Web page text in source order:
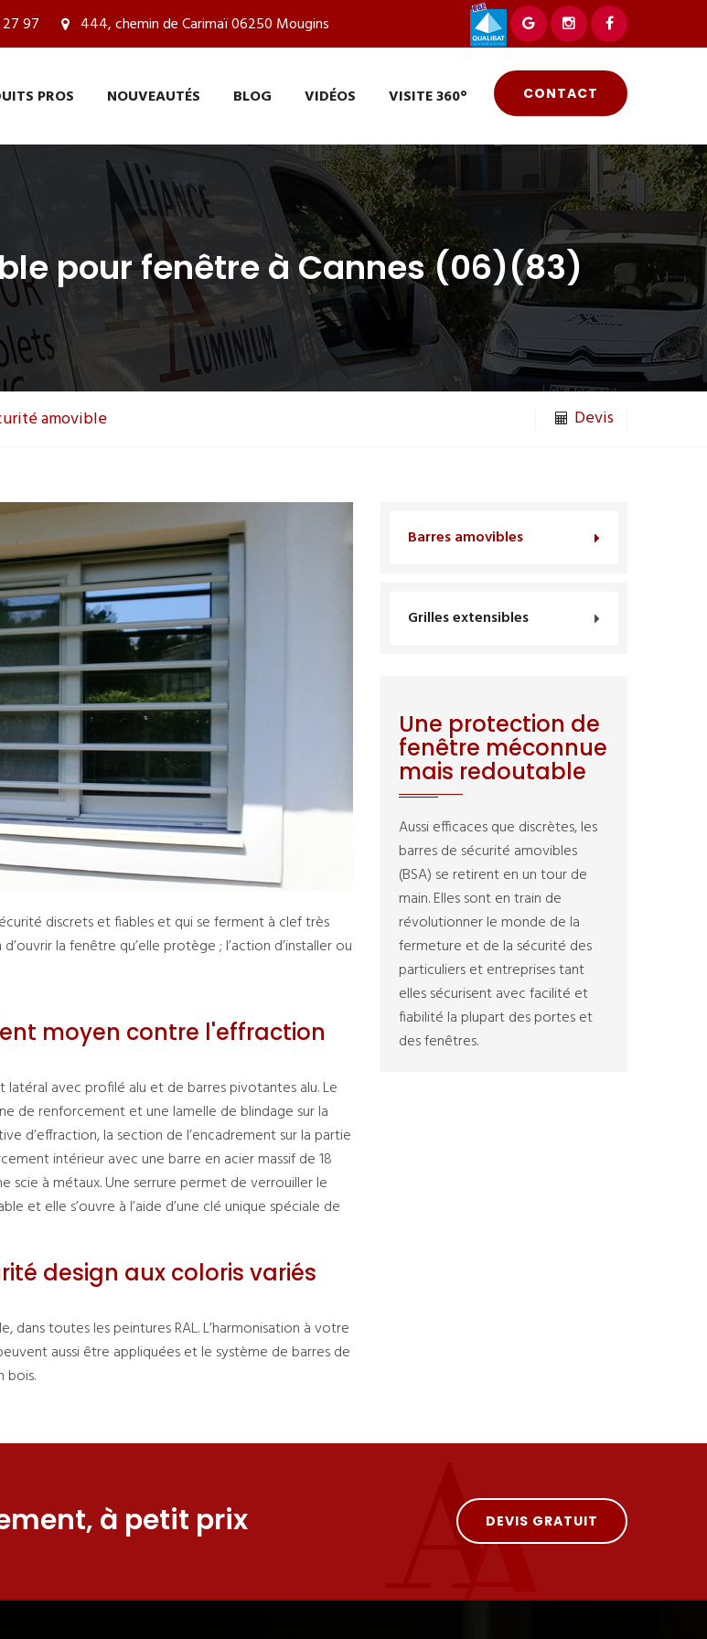
97 444, chemin de Carimaï 06250 Mougins
PROS NOUVEAUTÉS BLOG VIDÉOS VISITE 360° CONTACT
pour fenêtre à Cannes (06)(83)
amovible Devis
discrets et fiables et qui se ferment à clef très
la fenêtre qu’elle protège ; l’action d’installer ou
moyen contre l'effraction
latéral avec profilé alu et de barres pivotantes alu. Le
de renforcement et une lamelle de blindage sur la
d’effraction, la section de l’encadrement sur la partie
intérieur avec une barre en acier massif de 18
scie à métaux. Une serrure permet de verrouiller le
et elle s’ouvre à l’aide d’une clé unique spéciale de
design aux coloris variés
toutes les peintures RAL. L’harmonisation à votre
aussi être appliquées et le système de barres de
bois.
Barres amovibles
Grilles extensibles
Une protection de
fenêtre méconnue
mais redoutable
Aussi efficaces que discrètes, les
barres de sécurité amovibles
(BSA) se retirent en un tour de
main. Elles sont en train de
révolutionner le monde de la
fermeture et de la sécurité des
particuliers et entreprises tant
elles sécurisent avec facilité et
fiabilité la plupart des portes et
des fenêtres.
à petit prix DEVIS GRATUIT